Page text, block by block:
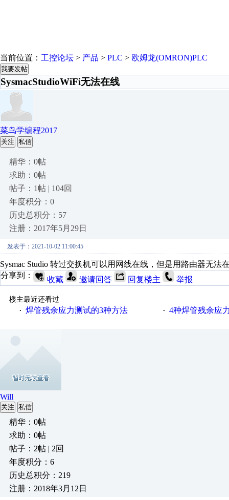
当前位置： 工控论坛 > 产品 > PLC > 欧姆龙(OMRON)PLC
我要发帖
SysmacStudioWiFi无法在线
菜鸟学编程2017
关注 私信
精华：0帖
求助：0帖
帖子：1帖 | 104回
年度积分：0
历史总积分：57
注册：2017年5月29日
发表于：2021-10-02 11:00:45
Sysmac Studio 转过交换机可以用网线在线，但是用路由器无法
分享到：
收藏 邀请回答 回复楼主 举报
楼主最近还看过
· 焊管残余应力测试的3种方法 · 4种焊管残余应
Will
关注 私信
精华：0帖
求助：0帖
帖子：2帖 | 2回
年度积分：6
历史总积分：219
注册：2018年3月12日